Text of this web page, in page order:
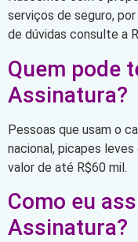
serviços de seguro,
de dúvidas consulte a
Quem pode
Assinatura?
Pessoas que usam o
nacional, picapes
valor de até R$60 mil.
Como eu
Assinatura?